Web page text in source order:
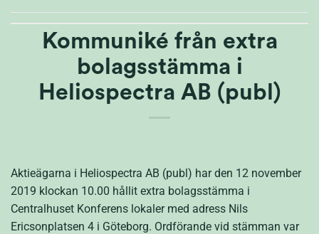
Kommuniké från extra
bolagsstämma i
Heliospectra AB (publ)
Aktieägarna i Heliospectra AB (publ) har den 12 november
2019 klockan 10.00 hållit extra bolagsstämma i
Centralhuset Konferens lokaler med adress Nils
Ericsonplatsen 4 i Göteborg. Ordförande vid stämman var